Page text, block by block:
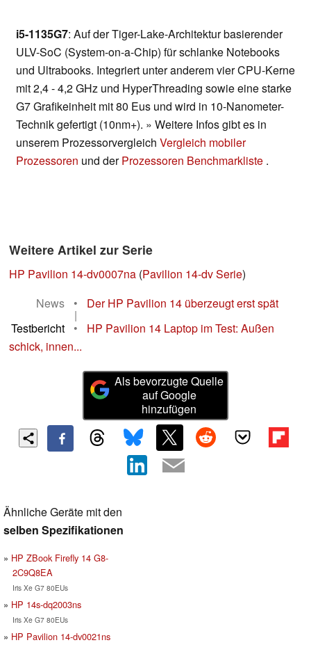
i5-1135G7: Auf der Tiger-Lake-Architektur basierender
ULV-SoC (System-on-a-Chip) für schlanke Notebooks
und Ultrabooks. Integriert unter anderem vier CPU-Kerne
mit 2,4 - 4,2 GHz und HyperThreading sowie eine starke
G7 Grafikeinheit mit 80 Eus und wird in 10-Nanometer-
Technik gefertigt (10nm+). » Weitere Infos gibt es in
unserem Prozessorvergleich Vergleich mobiler
Prozessoren und derProzessoren Benchmarkliste .
Weitere Artikel zur Serie
HP Pavilion 14-dv0007na (Pavilion 14-dv Serie)
News
• Der HP Pavilion 14 überzeugt erst spät
|
Testbericht
•
HP Pavilion 14 Laptop im Test: Außen
schick, innen...
Als bevorzugte Quelle
auf Google
hinzufügen
Ähnliche Geräte mit den
selben Spezifikationen
HP ZBook Firefly 14 G8-
2C9Q8EA
Iris Xe G7 80EUs
HP 14s-dq2003ns
Iris Xe G7 80EUs
HP Pavilion 14-dv0021ns